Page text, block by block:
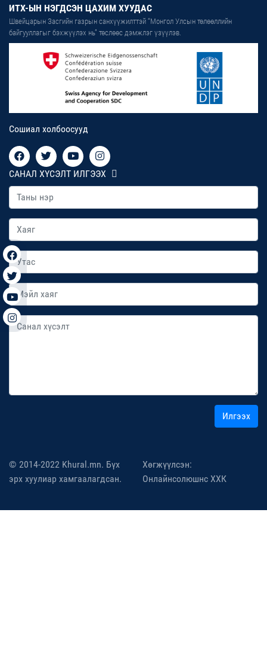
ИТХ-ЫН НЭГДСЭН ЦАХИМ ХУУДАС
Швейцарын Засгийн газрын санхүүжилттэй “Монгол Улсын төлөөллийн
байгууллагыг бэхжүүлэх нь” төслөөс дэмжлэг үзүүлэв.
Сошиал холбоосууд
САНАЛ ХҮСЭЛТ ИЛГЭЭХ
Илгээх
© 2014-2022 Khural.mn. Бүх
эрх хуулиар хамгаалагдсан.
Хөгжүүлсэн:
Онлайнсолюшнс ХХК